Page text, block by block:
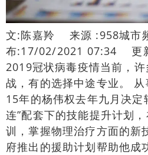
文:陈嘉羚 来源 :958城
布:17/02/2021 07:34 更
2019冠状病毒疫情当前，
战，有的选择中途专业。
15年的杨伟权去年九月决定
连”配套下的技能提升计划
训，掌握物理治疗方面的新
府推出的援助计划帮助他成